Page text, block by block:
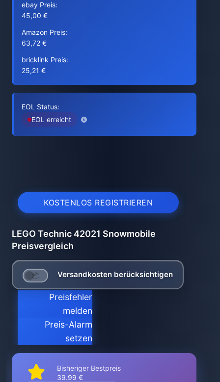
ebay Preis:
45,00 €
Amazon Preis:
63,72 €
bricklink Preis:
25,21 €
EOL Status:
EOL erreicht
KOSTENLOS REGISTRIEREN
LEGO Technic 42021 Snowmobile
Preisvergleich
Versandkosten berücksichtigen
Preisfehler
melden
Preis-Alarm
setzen
Bisheriger Bestpreis
39.99 €